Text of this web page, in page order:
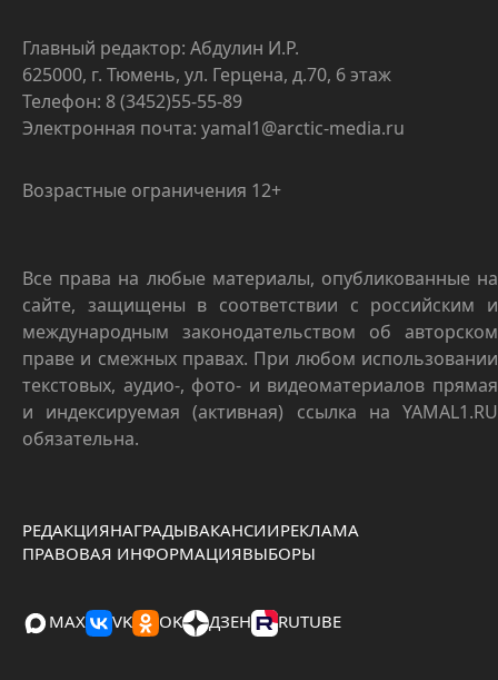
Главный редактор: Абдулин И.Р.
625000, г. Тюмень, ул. Герцена, д.70, 6 этаж
Телефон: 8 (3452)55-55-89
Электронная почта: yamal1@arctic-media.ru
Возрастные ограничения 12+
Все права на любые материалы, опубликованные на
сайте, защищены в соответствии с российским и
международным законодательством об авторском
праве и смежных правах. При любом использовании
текстовых, аудио-, фото- и видеоматериалов прямая
и индексируемая (активная) ссылка на YAMAL1.RU
обязательна.
РЕДАКЦИЯНАГРАДЫВАКАНСИИРЕКЛАМА
ПРАВОВАЯ ИНФОРМАЦИЯВЫБОРЫ
MAX VK OK ДЗЕН RUTUBE